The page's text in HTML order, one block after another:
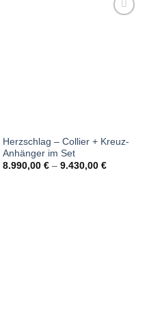
Herzschlag – Collier + Kreuz-
Anhänger im Set
8.990,00 €– 9.430,00 €